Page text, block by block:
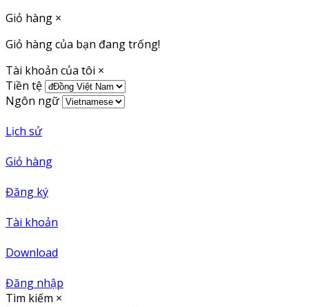
Giỏ hàng ×
Giỏ hàng của bạn đang trống!
Tài khoản của tôi ×
Tiền tệ
Ngôn ngữ
Lịch sử
Giỏ hàng
Đăng ký
Tài khoản
Download
Đăng nhập
Tìm kiếm ×